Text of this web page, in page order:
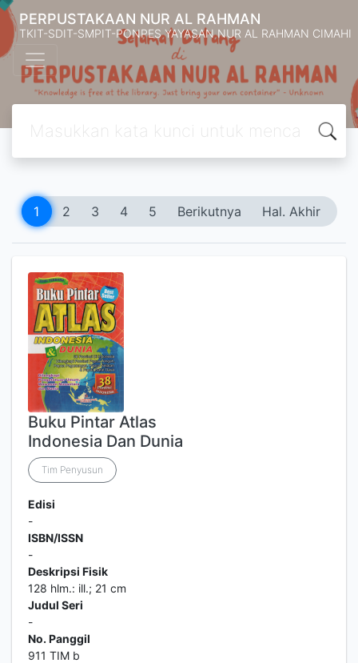
PERPUSTAKAAN NUR AL RAHMAN
TKIT-SDIT-SMPIT-PONPES YAYASAN NUR AL RAHMAN CIMAHI
1 2 3 4 5 Berikutnya Hal. Akhir
Buku Pintar Atlas
Indonesia Dan Dunia
Tim Penyusun
Edisi
-
ISBN/ISSN
-
Deskripsi Fisik
128 hlm.: ill.; 21 cm
Judul Seri
-
No. Panggil
911 TIM b